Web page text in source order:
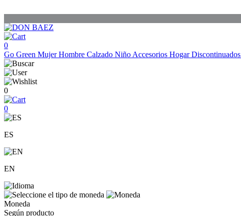
0
Go Green MujerHombre Calzado Niño Accesorios HogarDiscontinuados
0
0
ES
EN
Moneda
Según producto